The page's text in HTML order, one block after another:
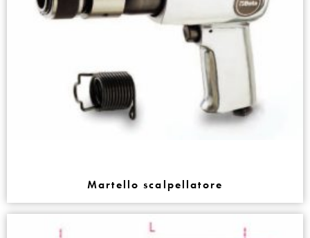
Martello scalpellatore